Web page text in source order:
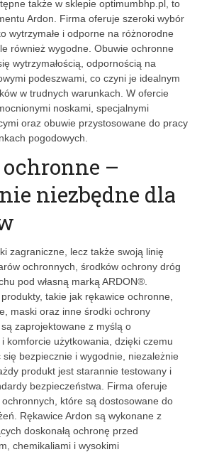
także w sklepie optimumbhp.pl, to
Ardon. Firma oferuje szeroki wybór
wytrzymałe i odporne na różnorodne
również wygodne. Obuwie ochronne
wytrzymałością, odpornością na
podeszwami, co czyni je idealnym
w trudnych warunkach. W ofercie
noskami, specjalnymi
oraz obuwie przystosowane do pracy
pogodowych.
–
niezbędne dla
zagraniczne, lecz także swoją linię
ochronnych, środków ochrony dróg
pod własną marką ARDON®.
takie jak rękawice ochronne,
maski oraz inne środki ochrony
zaprojektowane z myślą o
komforcie użytkowania, dzięki czemu
bezpiecznie i wygodnie, niezależnie
produkt jest starannie testowany i
bezpieczeństwa. Firma oferuje
które są dostosowane do
Rękawice Ardon są wykonane z
doskonałą ochronę przed
chemikaliami i wysokimi